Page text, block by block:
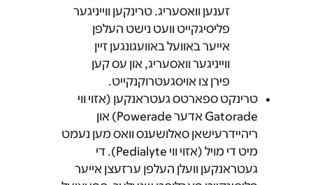
זענען וואסעריג. טרינקען ווייניגער
פליסיגקייט וועט נישט העלפן
אייער באוועל באוועגונגען זיין
ווייניגער וואסעריג, און עס קען
פירן צו אויסגעטרוקנקייט.
טרינקט ספארטס געטראנקען (אזוי ווי
Gatorade אדער Powerade) און
ריהיידרעישאן סאלושענס וואס מען נעמט
מיט די מויל (אזוי ווי Pedialyte). די
געטראנקען וועלן העלפן ערזעצן אייער